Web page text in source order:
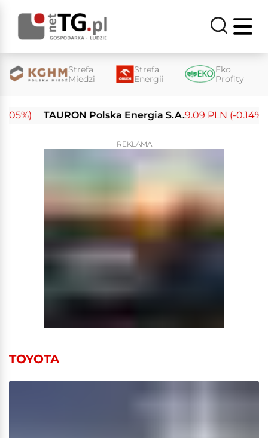
Strefa
Miedzi
Strefa
Energii
Eko
Profity
TAURON Polska Energia S.A.9.09 PLN (-0.14%)
REKLAMA
TOYOTA